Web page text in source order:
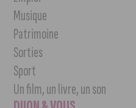
Musique
Patrimoine
Sorties
Sport
Un film, un livre, un son